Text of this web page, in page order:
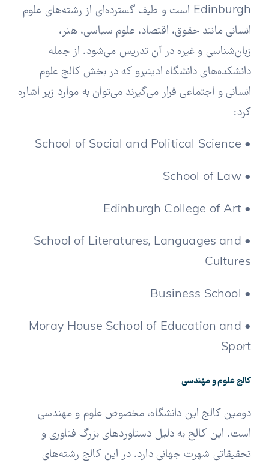
Edinburgh است و طیف گسترده‌ای از رشته‌های علوم
انسانی مانند حقوق، اقتصاد، علوم سیاسی، هنر،
زبان‌شناسی و غیره در آن تدریس می‌شود. از جمله
دانشکده‌های دانشگاه ادینبرو که در بخش کالج علوم
انسانی و اجتماعی قرار می‌گیرند می‌توان به موارد زیر اشاره
کرد:
• School of Social and Political Science
• School of Law
• Edinburgh College of Art
• School of Literatures, Languages and
Cultures
• Business School
• Moray House School of Education and
Sport
کالج علوم و مهندسی
دومین کالج این دانشگاه، مخصوص علوم و مهندسی
است. این کالج به دلیل دستاوردهای بزرگ فناوری و
تحقیقاتی شهرت جهانی دارد. در این کالج رشته‌های